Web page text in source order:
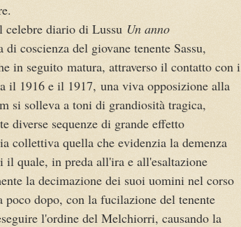
celebre diario di Lussu Un anno
di coscienza del giovane tenente Sassu,
in seguito matura, attraverso il contatto con i
il 1916 e il 1917, una viva opposizione alla
si solleva a toni di grandiosità tragica,
diverse sequenze di grande effetto
collettiva quella che evidenzia la demenza
quale, in preda all'ira e all'esaltazione
la decimazione dei suoi uomini nel corso
dopo, con la fucilazione del tenente
l'ordine del Melchiorri, causando la